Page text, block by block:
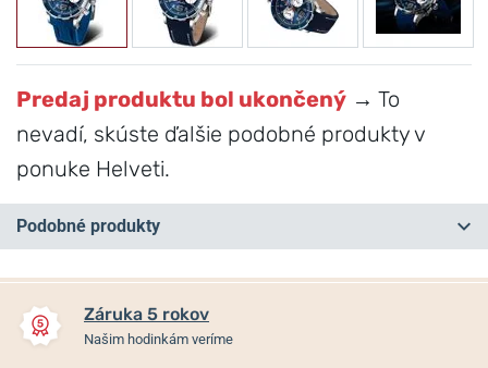
Predaj produktu bol ukončený → To
nevadí, skúste ďalšie podobné produkty v
ponuke Helveti.
Podobné produkty
Záruka 5 rokov
Našim hodinkám veríme